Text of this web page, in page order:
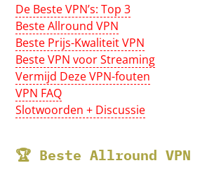
De Beste VPN’s: Top 3
Beste Allround VPN
Beste Prijs-Kwaliteit VPN
Beste VPN voor Streaming
Vermijd Deze VPN-fouten
VPN FAQ
Slotwoorden + Discussie
🏆 Beste Allround VPN